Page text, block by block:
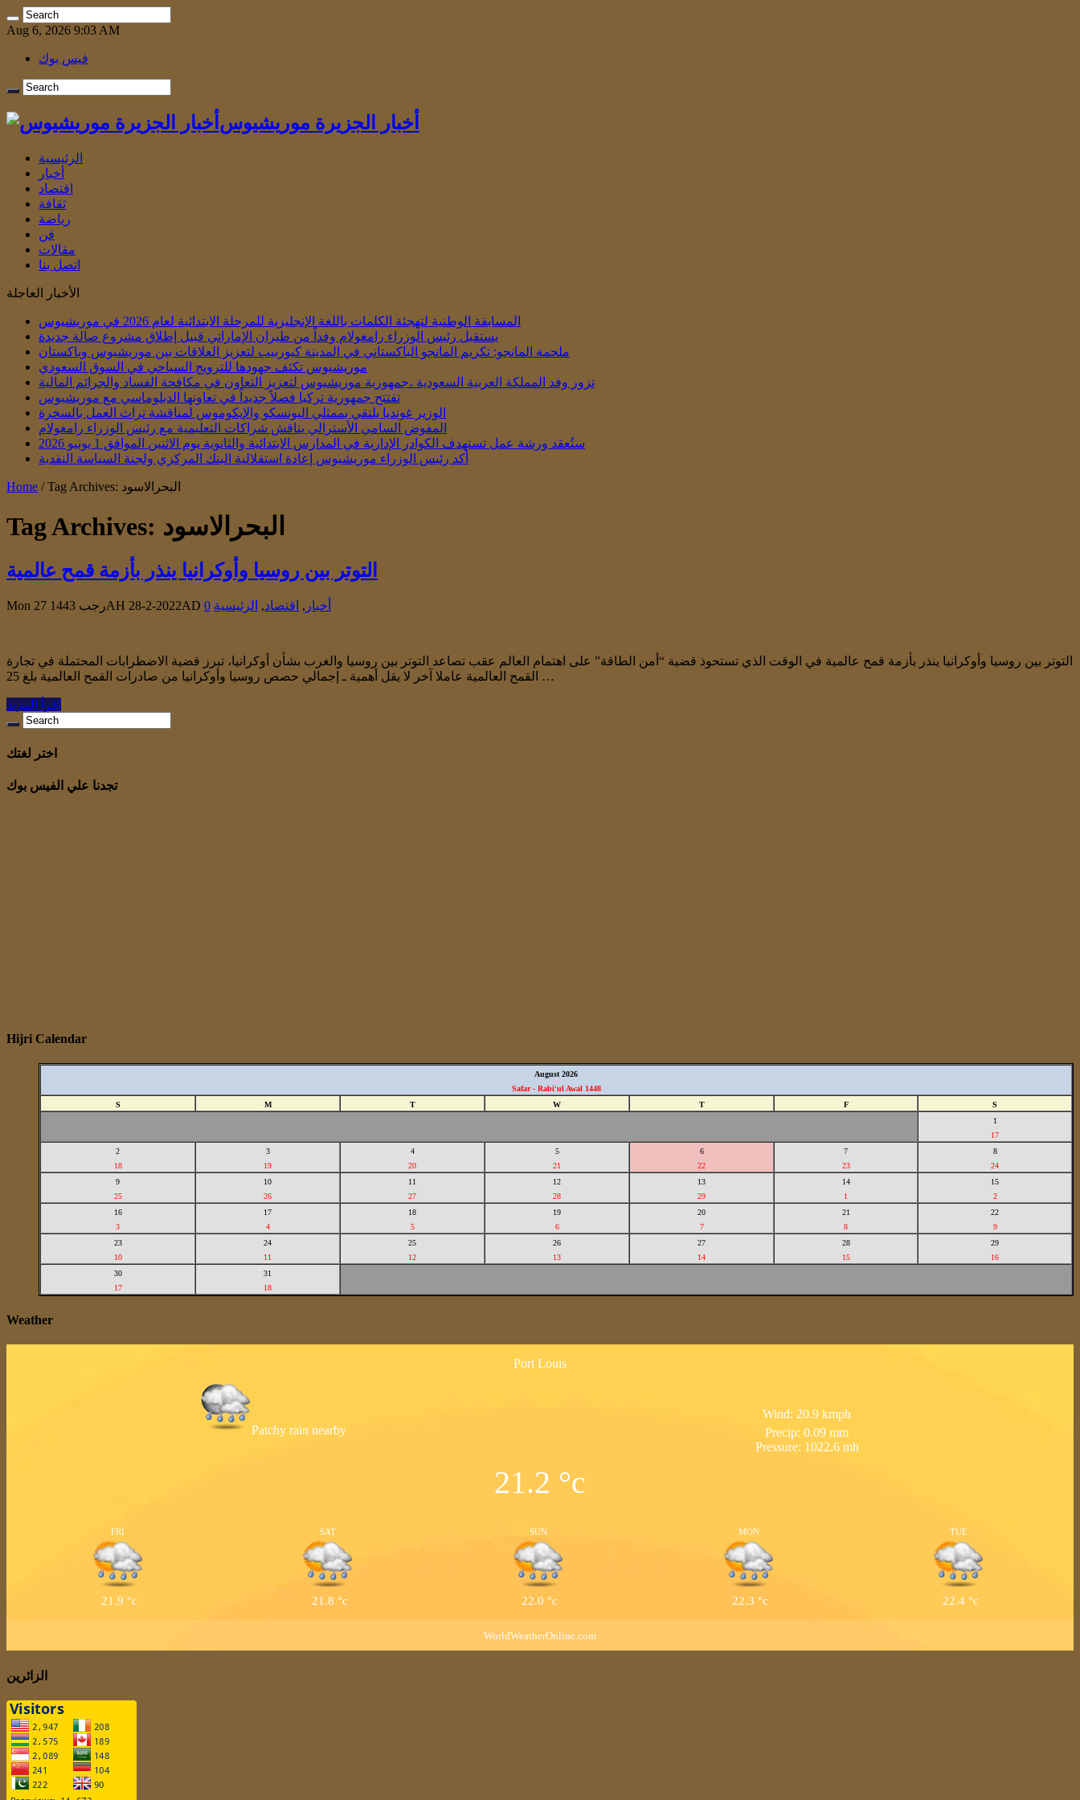
Aug 6, 2026 9:03 AM
فيس بوك
أخبار الجزيرة موريشيوس
الرئيسية
أخبار
اقتصاد
ثقافة
رياضة
فن
مقالات
اتصل بنا
الأخبار العاجلة
المسابقة الوطنية لتهجئة الكلمات باللغة الإنجليزية للمرحلة الابتدائية لعام 2026 في موريشيوس
يستقبل رئيس الوزراء رامغولام وفداً من طيران الإماراتي قبيل إطلاق مشروع صالة جديدة
ملحمة المانجو: تكريم المانجو الباكستاني في المدينة كيوربيب لتعزيز العلاقات بين موريشيوس وباكستان
موريشيوس تكثف جهودها للترويج السياحي في السوق السعودي
تزور وفد المملكة العربية السعودية ،جمهورية موريشيوس لتعزيز التعاون في مكافحة الفساد والجرائم المالية
تفتتح جمهورية تركيا فصلاً جديداً في تعاونها الدبلوماسي مع موريشيوس
الوزير غونديا يلتقي بممثلي اليونسكو والإيكوموس لمناقشة تراث العمل بالسخرة
المفوض السامي الأسترالي يناقش شراكات التعليمية مع رئيس الوزراء رامغولام
ستُعقد ورشة عمل تستهدف الكوادر الإدارية في المدارس الابتدائية والثانوية يوم الاثنين الموافق 1 يونيو 2026
أكد رئيس الوزراء موريشيوس إعادة استقلالية البنك المركزي ولجنة السياسة النقدية
Home / Tag Archives: البحرالاسود
Tag Archives: البحرالاسود
التوتر بين روسيا وأوكرانيا ينذر بأزمة قمح عالمية
Mon 27 رجب 1443AH 28-2-2022AD أخبار , اقتصاد, الرئيسية 0
التوتر بين روسيا وأوكرانيا ينذر بأزمة قمح عالمية في الوقت الذي تستحوذ قضية “أمن الطاقة” على اهتمام العالم عقب تصاعد التوتر بين روسيا والغرب بشأن أوكرانيا، تبرز قضية الاضطرابات المحتملة في تجارة
القمح العالمية عاملا آخر لا يقل أهمية ـ إجمالي حصص روسيا وأوكرانيا من صادرات القمح العالمية بلغ 25 …
اقرأ المزيد
اختر لغتك
تجدنا علي الفيس بوك
Hijri Calendar
August 2026
Safar - Rabi'ul Awal 1448
S
M T W T F
S
1
17
2
18
3
19
4
20
5
21
6
22
7
23
8
24
9
25
10
26
11
27
12
28
13
29
14
1
15
2
16
3
17
4
18
5
19
6
20
7
21
8
22
9
23
10
24
11
25
12
26
13
27
14
28
15
29
16
30
17
31
18
Weather
Port Louis
Patchy rain nearby
Wind: 20.9 kmph
Precip: 0.09 mm
Pressure: 1022.6 mb
21.2 °c
FRI
21.9 °c
SAT
21.8 °c
SUN
22.0 °c
MON
22.3 °c
TUE
22.4°c
WorldWeatherOnline.com
الزائرين